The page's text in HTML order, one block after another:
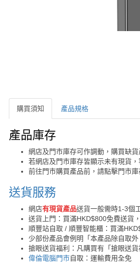
購買須知 產品規格
購買須知
產品庫存
網店及門市庫存可作調動，購買缺
若網店及門市庫存皆顯示未有現貨
前往門市購買產品前，請點擊門市
送貨服務
網店有現貨產品送貨一般需時1-3個
送貨上門：買滿HKD$800免費送貨
順豐站自取 / 順豐智能櫃：買滿
少部份產品會例明「本產品除自取
搶眼送貨福利：凡購買有「搶眼送
偉倫電腦門市自取：運輸費用全免